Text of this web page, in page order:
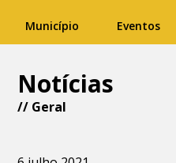
Município Eventos
Notícias
// Geral